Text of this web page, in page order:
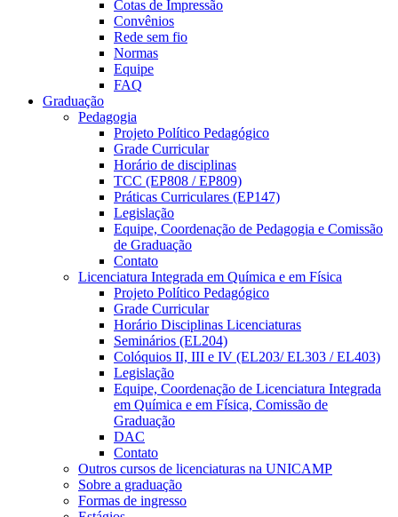
Cotas de Impressão
Convênios
Rede sem fio
Normas
Equipe
FAQ
Graduação
Pedagogia
Projeto Político Pedagógico
Grade Curricular
Horário de disciplinas
TCC (EP808 / EP809)
Práticas Curriculares (EP147)
Legislação
Equipe, Coordenação de Pedagogia e Comissão
de Graduação
Contato
Licenciatura Integrada em Química e em Física
Projeto Político Pedagógico
Grade Curricular
Horário Disciplinas Licenciaturas
Seminários (EL204)
Colóquios II, III e IV (EL203/ EL303 / EL403)
Legislação
Equipe, Coordenação de Licenciatura Integrada
em Química e em Física, Comissão de
Graduação
DAC
Contato
Outros cursos de licenciaturas na UNICAMP
Sobre a graduação
Formas de ingresso